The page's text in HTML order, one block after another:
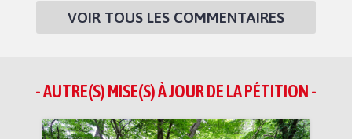
VOIR TOUS LES COMMENTAIRES
- AUTRE(S) MISE(S) À JOUR DE LA PÉTITION -